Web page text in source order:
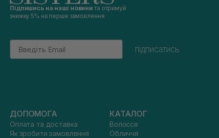
Підпишись на наші новини та отримуй
знижку 5% на перше замовлення
Email
підписатись
ДОПОМОГА
Оплата та доставка
Як зробити замовлення
КАТАЛОГ
Волосся
Обличчя